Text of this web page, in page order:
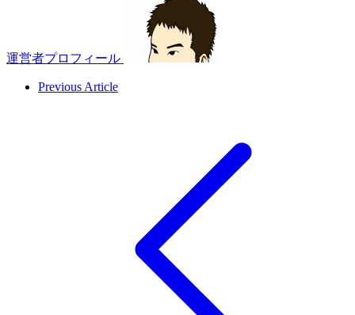
運営者プロフィール
Previous Article